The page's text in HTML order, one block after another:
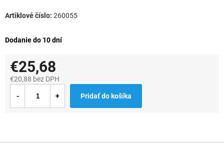
Dodanie do 10 dní
260055
€25,68
€20,88 bez DPH
cena:
Pridať do košíka